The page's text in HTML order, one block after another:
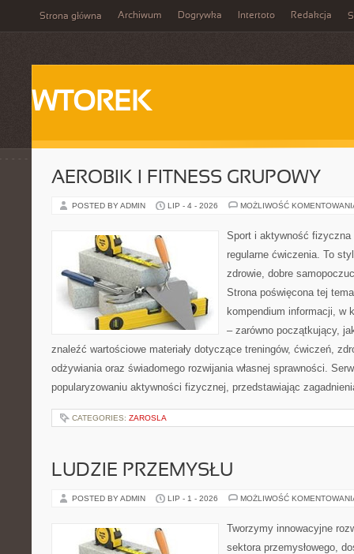
Strona główna Archiwum Dogrywka Intertoto Redakcja
WTOREK
AEROBIK I FITNESS GRUPOWY
POSTED BY ADMIN LIP - 4 - 2026 MOŻLIWOŚĆ
Sport i aktywność
regularne ćwiczenia. To
zdrowie, dobre
Strona poświęcona tej
kompendium informacji, w
– zarówno początkujący,
znaleźć wartościowe materiały dotyczące treningów, ćwiczeń,
odżywiania oraz świadomego rozwijania własnej sprawności.
popularyzowaniu aktywności fizycznej, przedstawiając
CATEGORIES: ZAROSLA
LUDZIE PRZEMYSŁU
POSTED BY ADMIN LIP - 1 - 2026 MOŻLIWOŚĆ
Tworzymy innowacyjne
sektora przemysłowego,